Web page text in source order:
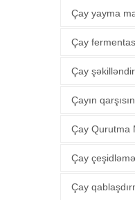
Çay yayma
Çay
Çay
Çayın
Çay Qurutma
Çay çeşidləmə
Çay